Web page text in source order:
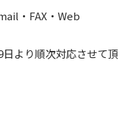
・FAX・Web
より順次対応させて頂